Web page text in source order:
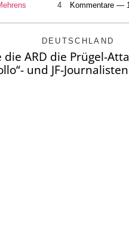
4 Kommentare —
DEUTSCHLAND
die ARD die Prügel-
und JF-